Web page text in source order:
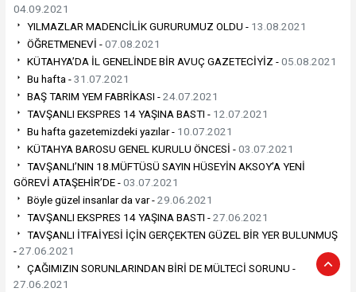
04.09.2021
YILMAZLAR MADENCİLİK GURURUMUZ OLDU - 13.08.2021
ÖĞRETMENEVİ -07.08.2021
KÜTAHYA’DA İL GENELİNDE BİR AVUÇ GAZETECİYİZ -05.08.2021
Bu hafta -31.07.2021
BAŞ TARIM YEM FABRİKASI -24.07.2021
TAVŞANLI EKSPRES 14 YAŞINA BASTI - 12.07.2021
Bu hafta gazetemizdeki yazılar - 10.07.2021
KÜTAHYA BAROSU GENEL KURULU ÖNCESİ -03.07.2021
TAVŞANLI’NIN 18.MÜFTÜSÜ SAYIN HÜSEYİN AKSOY’A YENİ
GÖREVİ ATAŞEHİR’DE -03.07.2021
Böyle güzel insanlar da var -29.06.2021
TAVŞANLI EKSPRES 14 YAŞINA BASTI -27.06.2021
TAVŞANLI İTFAİYESİ İÇİN GERÇEKTEN GÜZEL BİR YER BULUNMUŞ
-27.06.2021
ÇAĞIMIZIN SORUNLARINDAN BİRİ DE MÜLTECİ SORUNU -
27.06.2021